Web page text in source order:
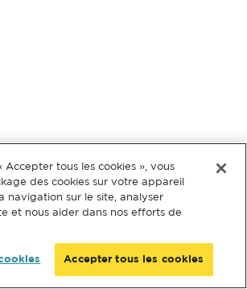
Accepter tous les cookies », vous
des cookies sur votre appareil
navigation sur le site, analyser
et nous aider dans nos efforts de
Accepter tous les cookies